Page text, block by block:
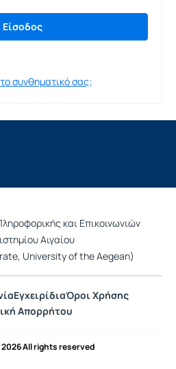
συνθηματικό σας;
και Επικοινωνιών
Αιγαίου
University of the Aegean)
ΕγχειρίδιαΌροι Χρήσης
Απορρήτου
All rights reserved